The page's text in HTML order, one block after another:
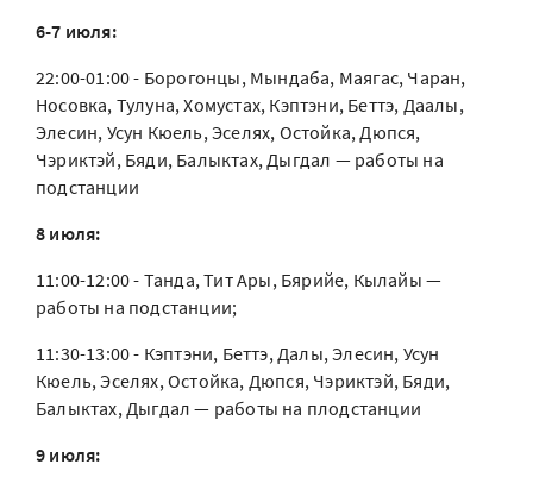
6-7 июля:
22:00-01:00 - Борогонцы, Мындаба, Маягас, Чаран,
Носовка, Тулуна, Хомустах, Кэптэни, Беттэ, Даалы,
Элесин, Усун Кюель, Эселях, Остойка, Дюпся,
Чэриктэй, Бяди, Балыктах, Дыгдал — работы на
подстанции
8 июля:
11:00-12:00 - Танда, Тит Ары, Бярийе, Кылайы —
работы на подстанции;
11:30-13:00 - Кэптэни, Беттэ, Далы, Элесин, Усун
Кюель, Эселях, Остойка, Дюпся, Чэриктэй, Бяди,
Балыктах, Дыгдал — работы на плодстанции
9 июля: